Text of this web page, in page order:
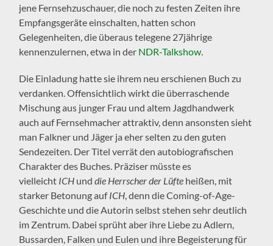
jene Fernsehzuschauer, die noch zu festen Zeiten ihre
Empfangsgeräte einschalten, hatten schon
Gelegenheiten, die überaus telegene 27jährige
kennenzulernen, etwa in der NDR-Talkshow.
Die Einladung hatte sie ihrem neu erschienen Buch zu
verdanken. Offensichtlich wirkt die überraschende
Mischung aus junger Frau und altem Jagdhandwerk
auch auf Fernsehmacher attraktiv, denn ansonsten sieht
man Falkner und Jäger ja eher selten zu den guten
Sendezeiten. Der Titel verrät den autobiografischen
Charakter des Buches. Präziser müsste es
vielleicht ICH unddie Herrscher der Lüfte heißen, mit
starker Betonung aufICH, denn die Coming-of-Age-
Geschichte und die Autorin selbst stehen sehr deutlich
im Zentrum. Dabei sprüht aber ihre Liebe zu Adlern,
Bussarden, Falken und Eulen und ihre Begeisterung für